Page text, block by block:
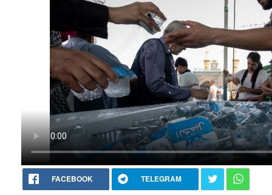
FACEBOOK TELEGRAM